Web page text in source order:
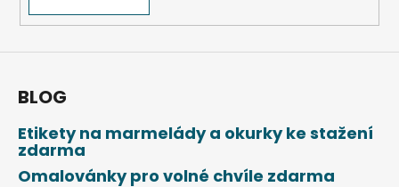
BLOG
Etikety na marmelády a okurky ke stažení
zdarma
Omalovánky pro volné chvíle zdarma